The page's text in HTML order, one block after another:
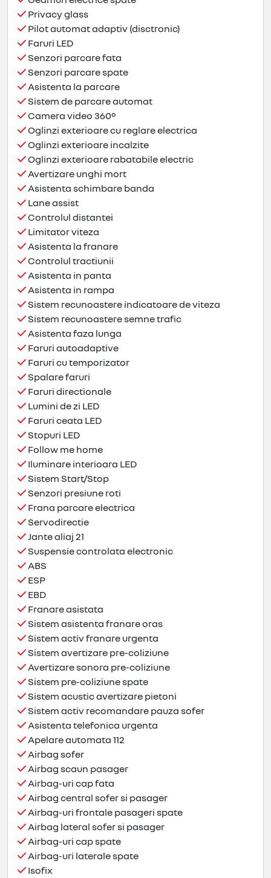
Privacy glass
Pilot automat adaptiv (disctronic)
Faruri LED
Senzori parcare fata
Senzori parcare spate
Asistenta la parcare
Sistem de parcare automat
Camera video 360º
Oglinzi exterioare cu reglare electrica
Oglinzi exterioare incalzite
Oglinzi exterioare rabatabile electric
Avertizare unghi mort
Asistenta schimbare banda
Lane assist
Controlul distantei
Limitator viteza
Asistenta la franare
Controlul tractiunii
Asistenta in panta
Asistenta in rampa
Sistem recunoastere indicatoare de viteza
Sistem recunoastere semne trafic
Asistenta faza lunga
Faruri autoadaptive
Faruri cu temporizator
Spalare faruri
Faruri directionale
Lumini de zi LED
Faruri ceata LED
Stopuri LED
Follow me home
Iluminare interioara LED
Sistem Start/Stop
Senzori presiune roti
Frana parcare electrica
Servodirectie
Jante aliaj 21
Suspensie controlata electronic
ABS
ESP
EBD
Franare asistata
Sistem asistenta franare oras
Sistem activ franare urgenta
Sistem avertizare pre-coliziune
Avertizare sonora pre-coliziune
Sistem pre-coliziune spate
Sistem acustic avertizare pietoni
Sistem activ recomandare pauza sofer
Asistenta telefonica urgenta
Apelare automata 112
Airbag sofer
Airbag scaun pasager
Airbag-uri cap fata
Airbag central sofer si pasager
Airbag-uri frontale pasageri spate
Airbag lateral sofer si pasager
Airbag-uri cap spate
Airbag-uri laterale spate
Isofix